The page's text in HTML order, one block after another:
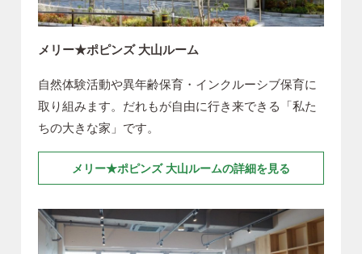
メリー★ポピンズ 大山ルーム
自然体験活動や異年齢保育・インクルーシブ保育に
取り組みます。だれもが自由に行き来できる「私た
ちの大きな家」です。
メリー★ポピンズ 大山ルームの詳細を見る